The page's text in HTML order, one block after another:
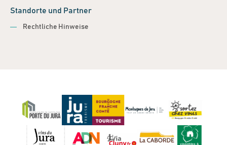
Standorte und Partner
Rechtliche Hinweise